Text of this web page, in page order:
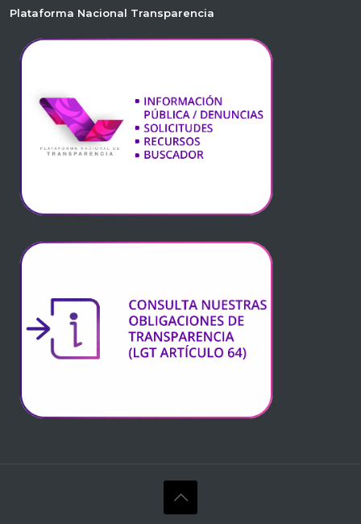
Plataforma Nacional Transparencia